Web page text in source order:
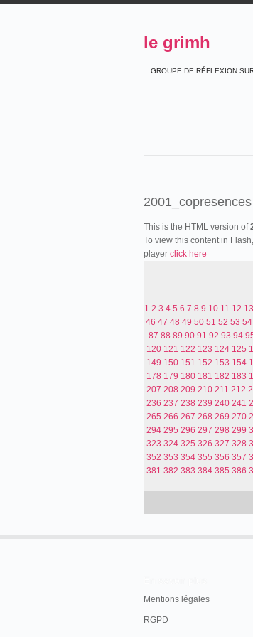
le grimh
GROUPE DE RÉFLEXION
2001_copresences
This is the HTML version of
To view this content in
player click here
1 2 3 4 5 6 7 8 9 10 11 12 13
46 47 48 49 50 51 52 53 54
87 88 89 90 91 92 93 94
120 121 122 123 124 125
149 150 151 152 153 154
178 179 180 181 182 183
207 208 209 210 211 212
236 237 238 239 240 241
265 266 267 268 269 270
294 295 296 297 298 299
323 324 325 326 327 328
352 353 354 355 356 357
381 382 383 384 385 386
Mentions légales
RGPD